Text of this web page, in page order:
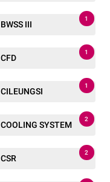
BWSS III
1
CFD
1
CILEUNGSI
1
COOLING SYSTEM
2
CSR
2